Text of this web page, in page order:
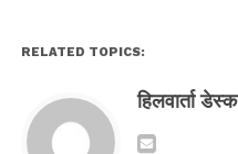
RELATED TOPICS:
हिलवार्ता डेस्क